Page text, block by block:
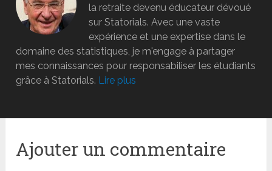
la retraite devenu éducateur dévoué
sur Statorials. Avec une vaste
expérience et une expertise dans le
domaine des statistiques, je m'engage à partager
mes connaissances pour responsabiliser les étudiants
grâce à Statorials. Lire plus
Ajouter un commentaire